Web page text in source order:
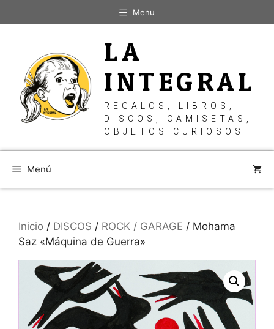
al
Menu
LA
INTEGRAL
REGALOS, LIBROS,
DISCOS, CAMISETAS,
OBJETOS CURIOSOS
Menú
Inicio / DISCOS / ROCK / GARAGE / Mohama
Saz «Máquina de Guerra»